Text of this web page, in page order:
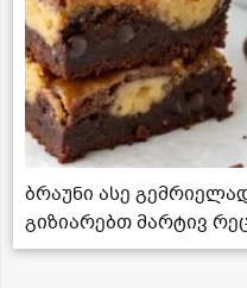
ბრაუნი ასე
გიზიარებთ მარტივ